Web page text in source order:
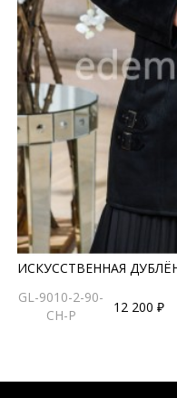
ИСКУССТВЕННАЯ
GL-9010-2-90-
CH-P
12 200 ₽